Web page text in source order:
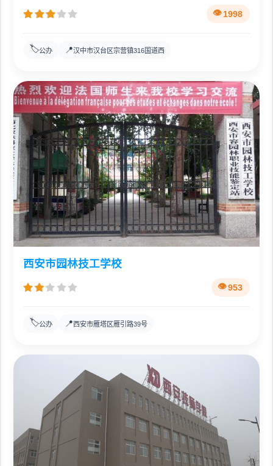
1998
🏷️公办 📍汉中市汉台区宗营镇316国道西
西安市园林技工学校
953
🏷️公办 📍西安市雁塔区雁引路39号